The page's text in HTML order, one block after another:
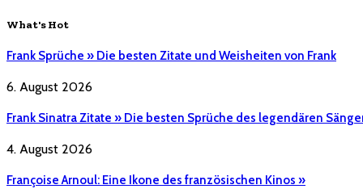
What's Hot
Frank Sprüche » Die besten Zitate und Weisheiten von Frank
6. August 2026
Frank Sinatra Zitate » Die besten Sprüche des legendären
4. August 2026
Françoise Arnoul: Eine Ikone des französischen Kinos »